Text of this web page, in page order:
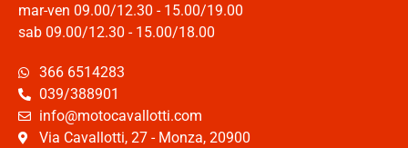
mar-ven 09.00/12.30 - 15.00/19.00
sab 09.00/12.30 - 15.00/18.00
366 6514283
039/388901
info@motocavallotti.com
Via Cavallotti, 27 - Monza, 20900